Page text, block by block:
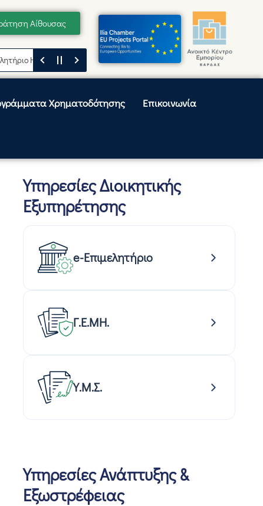
Αίθουσας
Ηλείας Μήνυμα του Προέδρου του Επιμελητηρίου Ηλείας,
Χρηματοδότησης Επικοινωνία
Υπηρεσίες Διοικητικής
Εξυπηρέτησης
e-Επιμελητήριο
Γ.Ε.ΜΗ.
Υ.Μ.Σ.
Υπηρεσίες Ανάπτυξης &
Εξωστρέφειας